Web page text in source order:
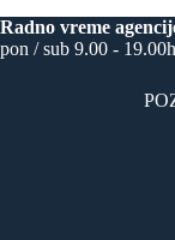
Radno vreme
pon / sub 9.00 - 19.00h